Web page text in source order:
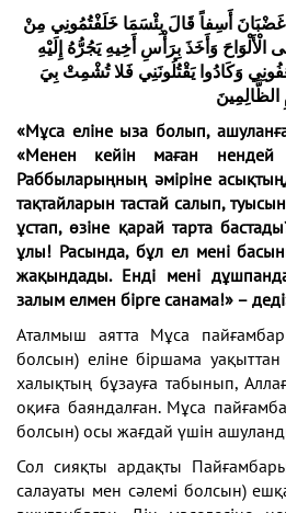
غَضْبَانَ أَسِفاً قَالَ بِئْسَمَا خَلَفْتُمُونِي مِنْ
الْأَلْوَاحَ وَأَخَذَ بِرَأْسِ أَخِيهِ يَجُرُّهُ إِلَيْهِ
وَكَادُوا يَقْتُلُونَنِي فَلا تُشْمِتْ بِيَ
الظَّالِمِينَ
«Мұса еліне ыза болып,
«Менен кейін маған нендей
Раббыларыңның әміріне
тақтайларын тастай салып,
ұстап, өзіне қарай тарта
ұлы! Расында, бұл ел мені
жақындады. Енді мені
залым елмен бірге санама!» –
Аталмыш аятта Мұса
болсын) еліне біршама
халықтың бұзауға табынып,
оқиға баяндалған. Мұса
болсын) осы жағдай үшін
Сол сияқты ардақты
салауаты мен сәлемі болсын)